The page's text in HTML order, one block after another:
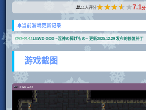
11 人评分★★★★★
★★★★★7.1分
当前游戏更新记录
2026-01-11LEWD GOD ~淫神の捧げもの~ 更新2025.12.29 发布的修复补丁
游戏截图